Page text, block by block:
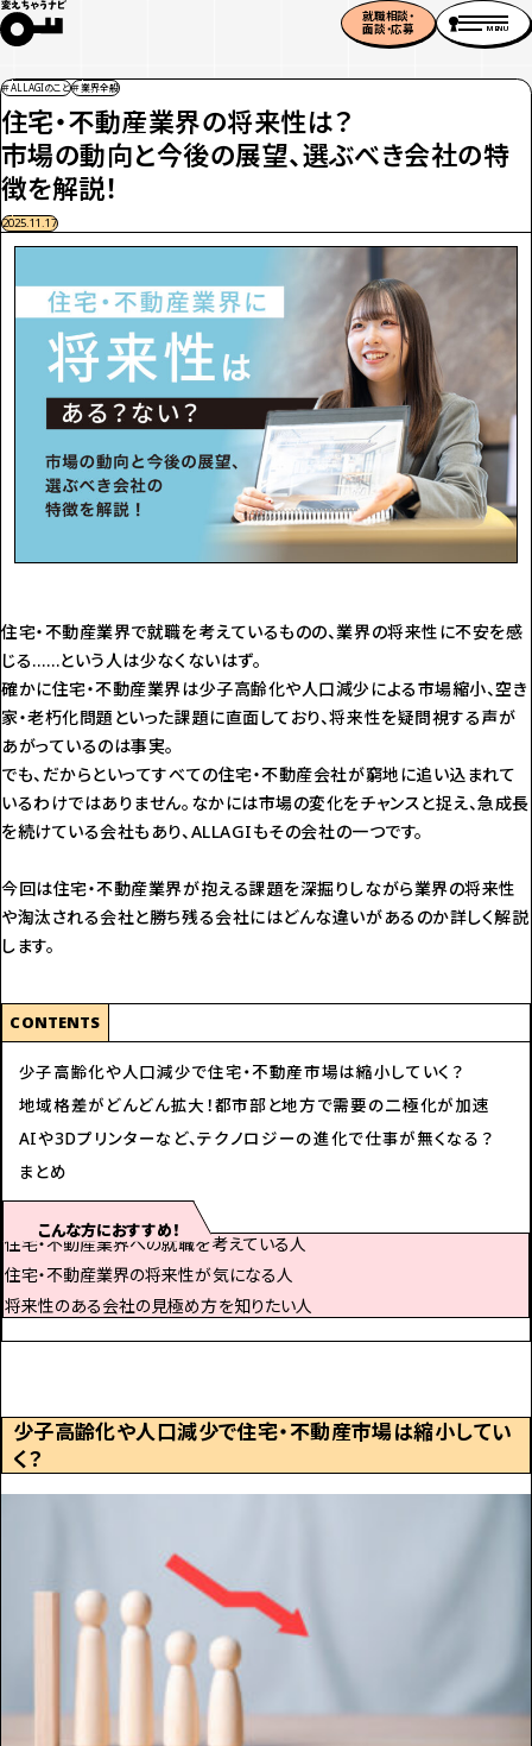
就職相談・
面談・応募
MENU
＃ALLAGIのこと＃業界全般
住宅・不動産業界の将来性は？
市場の動向と今後の展望、選ぶべき会社の特
徴を解説！
2025.11.17
住宅・不動産業界で就職を考えているものの、業界の将来性に不安を感
じる……という人は少なくないはず。
確かに住宅・不動産業界は少子高齢化や人口減少による市場縮小、空き
家・老朽化問題といった課題に直面しており、将来性を疑問視する声が
あがっているのは事実。
でも、だからといってすべての住宅・不動産会社が窮地に追い込まれて
いるわけではありません。なかには市場の変化をチャンスと捉え、急成長
を続けている会社もあり、ALLAGIもその会社の一つです。
今回は住宅・不動産業界が抱える課題を深掘りしながら業界の将来性
や淘汰される会社と勝ち残る会社にはどんな違いがあるのか詳しく解説
します。
CONTENTS
少子高齢化や人口減少で住宅・不動産市場は縮小していく？
地域格差がどんどん拡大！都市部と地方で需要の二極化が加速
AIや3Dプリンターなど、テクノロジーの進化で仕事が無くなる？
まとめ
こんな方におすすめ！
住宅・不動産業界への就職を考えている人
住宅・不動産業界の将来性が気になる人
将来性のある会社の見極め方を知りたい人
少子高齢化や人口減少で住宅・不動産市場は縮小してい
く？